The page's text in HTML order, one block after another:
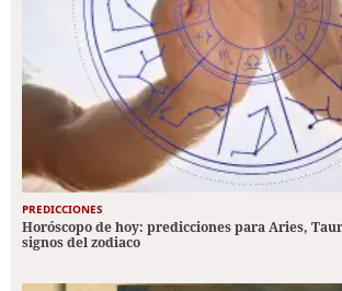
PREDICCIONES
Horóscopo de hoy: predicciones para Aries,
signos del zodiaco